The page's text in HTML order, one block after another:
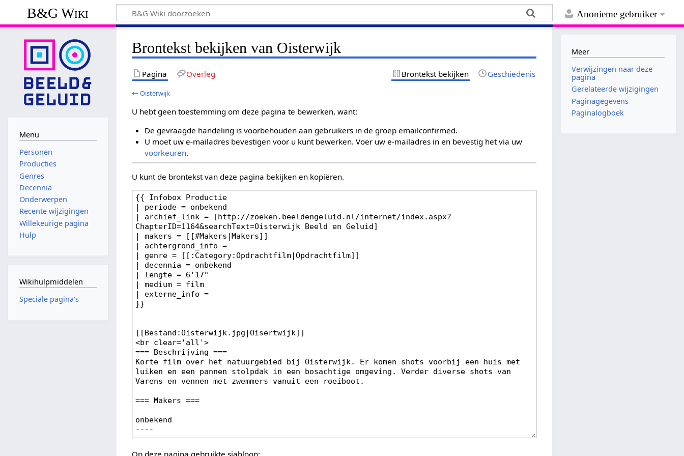
Anonieme gebruiker
B&G Wiki
Brontekst bekijken van Oisterwijk
Pagina Overleg Brontekst bekijken Geschiedenis
←Oisterwijk
U hebt geen toestemming om deze pagina te bewerken, want:
De gevraagde handeling is voorbehouden aan gebruikers in de groep emailconfirmed.
U moet uw e-mailadres bevestigen voor u kunt bewerken. Voer uw e-mailadres in en bevestig het via uw
voorkeuren.
U kunt de brontekst van deze pagina bekijken en kopiëren.
Op deze pagina gebruikte sjabloon:
Menu
Personen
Producties
Genres
Decennia
Onderwerpen
Recente wijzigingen
Willekeurige pagina
Hulp
Wikihulpmiddelen
Speciale pagina's
Meer
Verwijzingen naar deze
pagina
Gerelateerde wijzigingen
Paginagegevens
Paginalogboek